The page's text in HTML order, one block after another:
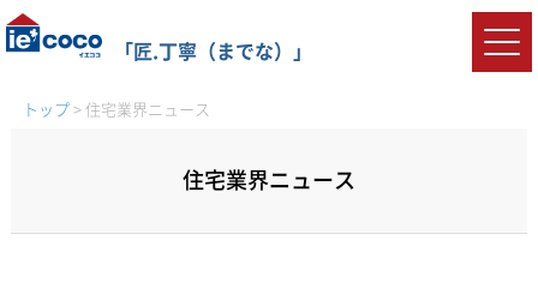
「匠.丁寧（までな）」
トップ> 住宅業界ニュース
住宅業界ニュース